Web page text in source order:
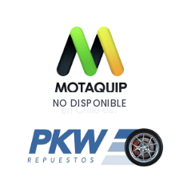
NO DISPONIBLE